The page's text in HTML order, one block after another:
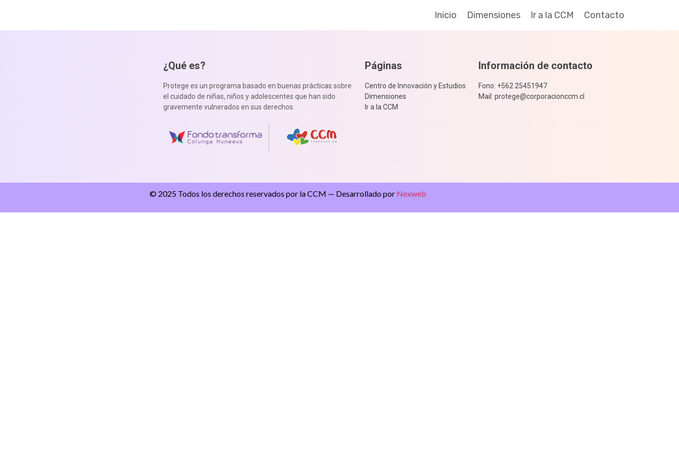
Inicio Dimensiones Ir a la CCM Contacto
¿Qué es?
Protege es un programa basado en buenas prácticas sobre
el cuidado de niñas, niños y adolescentes que han sido
gravemente vulnerados en sus derechos.
Páginas
Centro de Innovación y Estudios
Dimensiones
Ir a la CCM
Información de contacto
Fono: +562 25451947
Mail: protege@corporacionccm.cl
© 2025 Todos los derechos reservados por la CCM — Desarrollado por Nexweb